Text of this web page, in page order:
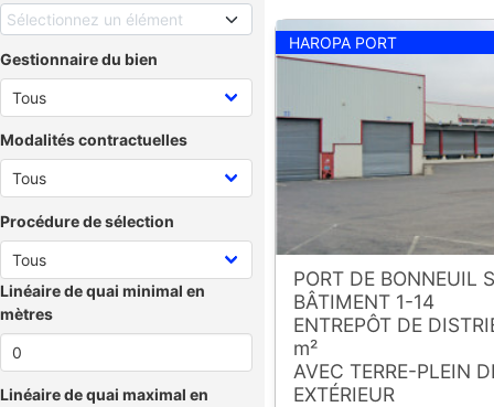
Sélectionnez un élément
Gestionnaire du bien
Modalités contractuelles
Procédure de sélection
Linéaire de quai minimal en
mètres
Linéaire de quai maximal en
HAROPA PORT
PORT DE BONNEUIL
BÂTIMENT 1-14
ENTREPÔT DE
m²
AVEC TERRE-PLEIN
EXTÉRIEUR